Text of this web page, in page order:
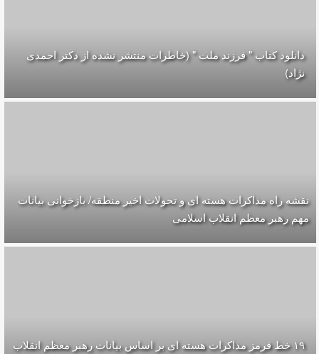
دانلود کتاب " فرزند ملت " (خاطرات منتشر نشده از دکتر احمدی
نژاد)
نقشه راه مذاکرات هسته ای و تحولات اخیر منطقه/ بازخوانی بیانات
مهم رهبر معظم انقلاب اسلامی
۱۹ خط قرمز مذاکرات هسته ای بر اساس بیانات رهبر معظم انقلاب